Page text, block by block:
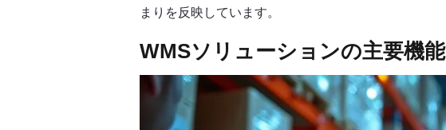
まりを反映しています。
WMSソリューションの主要機能